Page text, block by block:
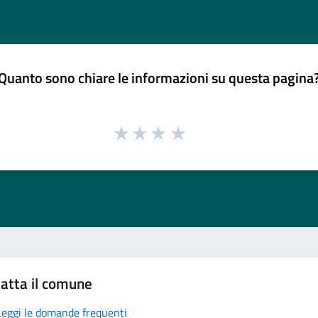
sono chiare le informazioni su questa
il comune
le domande frequenti